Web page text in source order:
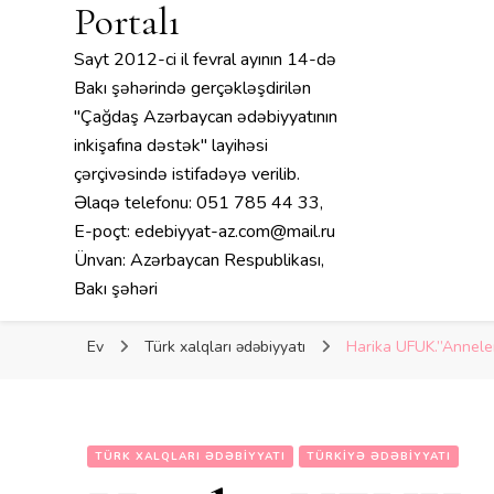
Portalı
Sayt 2012-ci il fevral ayının 14-də
Bakı şəhərində gerçəkləşdirilən
"Çağdaş Azərbaycan ədəbiyyatının
inkişafına dəstək" layihəsi
çərçivəsində istifadəyə verilib.
Əlaqə telefonu: 051 785 44 33,
E-poçt: edebiyyat-az.com@mail.ru
Ünvan: Azərbaycan Respublikası,
Bakı şəhəri
Ev Türk xalqları ədəbiyyatı Harika
TÜRK XALQLARI ƏDƏBIYYATI TÜRKIYƏ ƏDƏBIYYATI